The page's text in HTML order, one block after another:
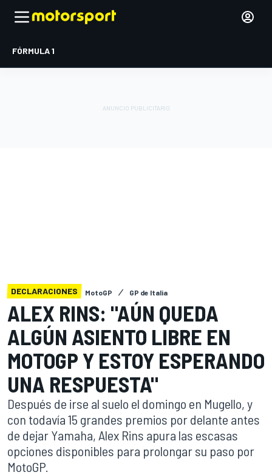
FÓRMULA 1
DECLARACIONES MotoGP GP de Italia
ALEX RINS: "AÚN QUEDA
ALGÚN ASIENTO LIBRE EN
MOTOGP Y ESTOY ESPERANDO
UNA RESPUESTA"
Después de irse al suelo el domingo en Mugello, y
con todavía 15 grandes premios por delante antes
de dejar Yamaha, Alex Rins apura las escasas
opciones disponibles para prolongar su paso por
MotoGP.